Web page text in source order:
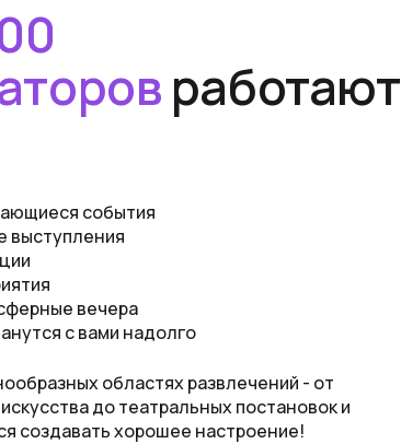
работают
события
выступления
вечера
с вами надолго
областях развлечений - от
до театральных постановок и
создавать хорошее настроение!